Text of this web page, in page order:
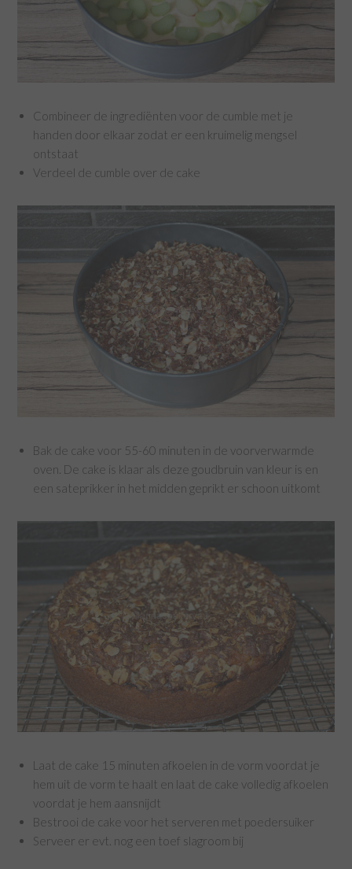
Combineer de ingrediënten voor de cumble met je
handen door elkaar zodat er een kruimelig mengsel
ontstaat
Verdeel de cumble over de cake
Bak de cake voor 55-60 minuten in de voorverwarmde
oven. De cake is klaar als deze goudbruin van kleur is en
een sateprikker in het midden geprikt er schoon uitkomt
Laat de cake 15 minuten afkoelen in de vorm voordat je
hem uit de vorm te haalt en laat de cake volledig afkoelen
voordat je hem aansnijdt
Bestrooi de cake voor het serveren met poedersuiker
Serveer er evt. nog een toef slagroom bij